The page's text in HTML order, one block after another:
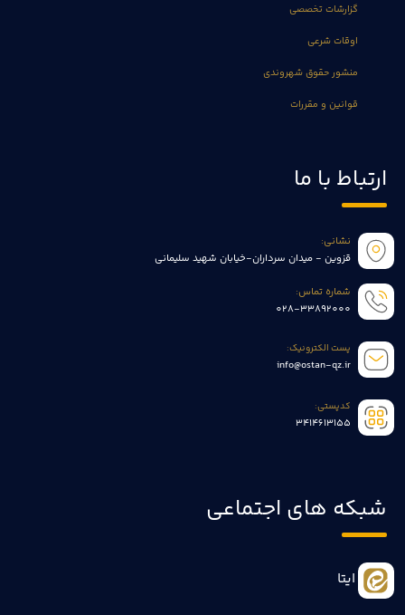
گزارشات تخصصی
اوقات شرعی
منشور حقوق شهروندی
قوانین و مقررات
ارتباط با ما
نشانی:
قزوین - میدان سرداران-خیابان شهید سلیمانی
شماره تماس:
028-33892000
پست الکترونیک:
info@ostan-qz.ir
کدپستی:
3414613155
شبکه های اجتماعی
ایتا